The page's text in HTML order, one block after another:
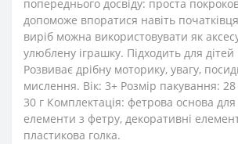
попереднього досвіду: проста
допоможе впоратися навіть
виріб можна використовувати як
улюблену іграшку. Підходить для дітей
Розвиває дрібну моторику, увагу,
мислення. Вік: 3+ Розмір пакування:
30 г Комплектація: фетрова основа
елементи з фетру, декоративні
пластикова голка.